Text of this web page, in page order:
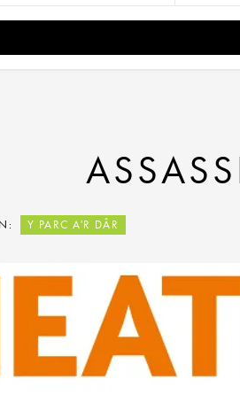
Y PARC A'R DÂR